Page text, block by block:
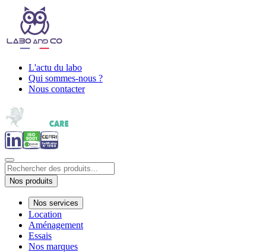
L'actu du labo
Qui sommes-nous ?
Nous contacter
Nos produits
Nos services
Location
Aménagement
Essais
Nos marques